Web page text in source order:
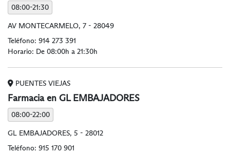
08:00-21:30
AV MONTECARMELO, 7 - 28049
Teléfono: 914 273 391
Horario: De 08:00h a 21:30h
PUENTES VIEJAS
Farmacia en GL EMBAJADORES
08:00-22:00
GL EMBAJADORES, 5 - 28012
Teléfono: 915 170 901